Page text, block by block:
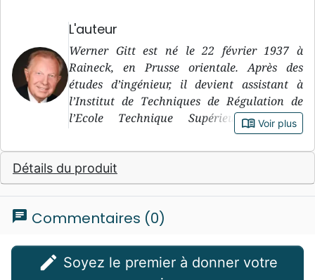
L'auteur
Werner Gitt est né le 22 février 1937 à
Raineck, en Prusse orientale. Après des
études d’ingénieur, il devient assistant à
l’Institut de Techniques de Régulation de
l’Ecole Technique Supérieure d’Aix-la-
Chapelle. Après deux ans de recherches, il
obtient le titre de docteur-ingénieur. Depuis
1971, il dirige le département « Traitement
de données » à l’Institut Fédéral Physico-
il est nommé directeur et professeur au PTB.
travaille beaucoup sur la Bible. Dans le
domaine « Science et Bible », il a publié de
book_open Voir plus
Détails du produit
chat Commentaires (0)
edit